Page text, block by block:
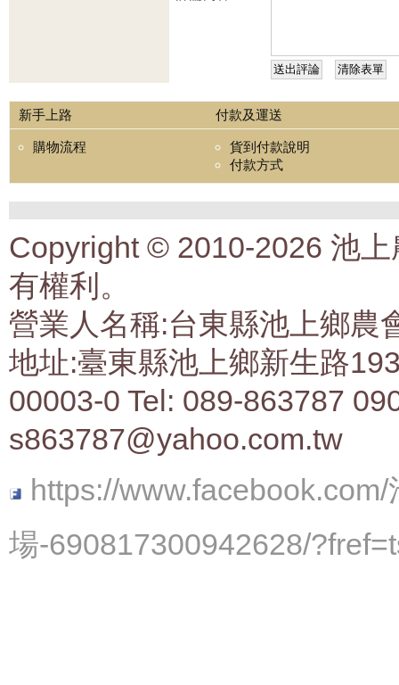
新手上路 付款及運送
購物流程
貨到付款說明
付款方式
Copyright © 2010-2026 池
有權利。
營業人名稱:台東縣池上鄉農
地址:臺東縣池上鄉新生路
00003-0 Tel: 089-863787
s863787@yahoo.com.tw
https://
場-690817300942628/